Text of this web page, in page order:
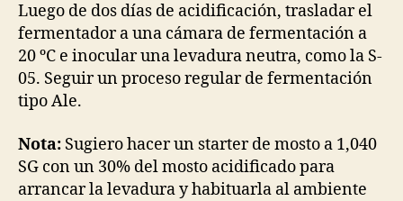
Luego de dos días de acidificación, trasladar el
fermentador a una cámara de fermentación a
20 ºC e inocular una levadura neutra, como la S-
05. Seguir un proceso regular de fermentación
tipo Ale.
Nota: Sugiero hacer un starter de mosto a 1,040
SG con un 30% del mosto acidificado para
arrancar la levadura y habituarla al ambiente